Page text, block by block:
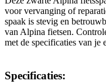
voor vervanging of
spaak is stevig en
van Alpina fietsen.
met de specificaties van je
Specificaties: